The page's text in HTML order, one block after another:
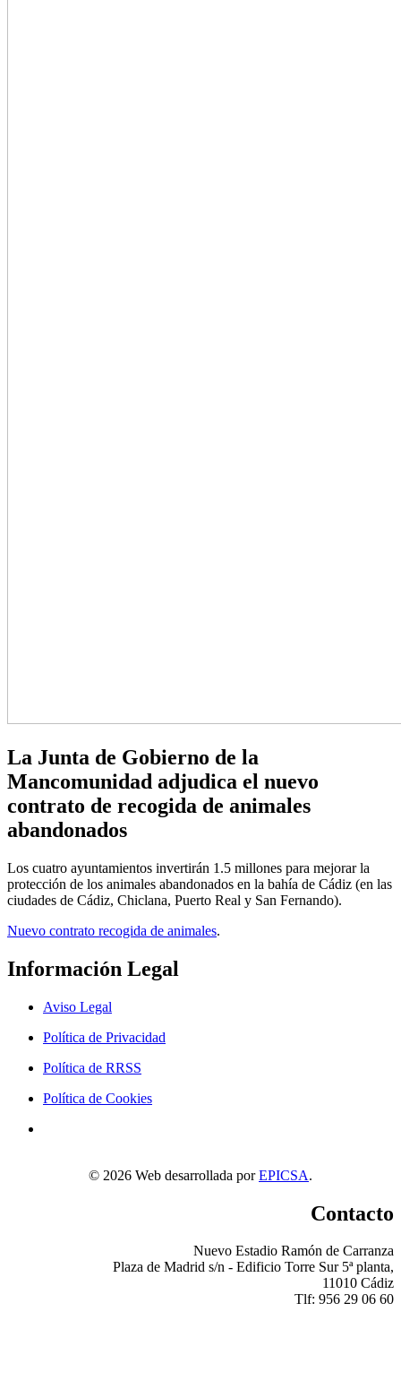
La Junta de Gobierno de la
Mancomunidad adjudica el nuevo
contrato de recogida de animales
abandonados
Los cuatro ayuntamientos invertirán 1.5 millones para mejorar la
protección de los animales abandonados en la bahía de Cádiz (en las
ciudades de Cádiz, Chiclana, Puerto Real y San Fernando).
Nuevo contrato recogida de animales.
Información Legal
Aviso Legal
Política de Privacidad
Política de RRSS
Política de Cookies
© 2026 Web desarrollada porEPICSA.
Contacto
Nuevo Estadio Ramón de Carranza
Plaza de Madrid s/n - Edificio Torre Sur 5ª planta,
11010 Cádiz
Tlf: 956 29 06 60